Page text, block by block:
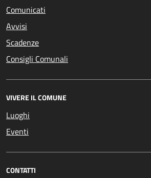
Comunicati
Avvisi
Scadenze
Consigli Comunali
VIVERE IL COMUNE
Luoghi
Eventi
CONTATTI